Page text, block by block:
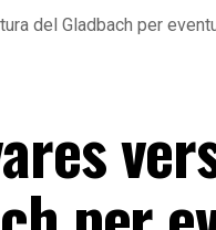
del Gladbach per